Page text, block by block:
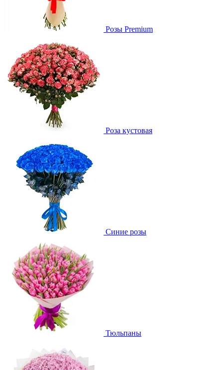
Розы Premium
Роза кустовая
Синие розы
Тюльпаны